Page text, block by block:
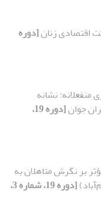
اقتصادی زنان[دوره
نشانه
جوان
[دوره 19،
بر نگرش متاهلان به‌
[دوره 19، شماره 3،